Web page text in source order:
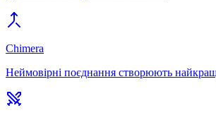
Chimera
Неймовірні поєднання створюють